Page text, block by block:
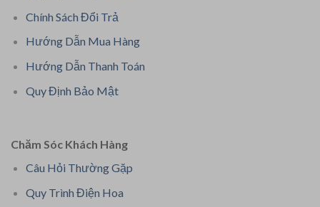
Chính Sách Đổi Trả
Hướng Dẫn Mua Hàng
Hướng Dẫn Thanh Toán
Quy Định Bảo Mật
Chăm Sóc Khách Hàng
Câu Hỏi Thường Gặp
Quy Trình Điện Hoa